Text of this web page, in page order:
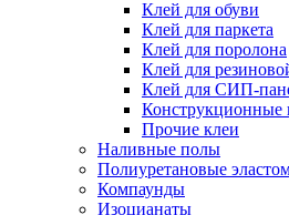
Клей для обуви
Клей для паркета
Клей для поролона
Клей для
Клей для СИП-
Конструкционные
Прочие клеи
Наливные полы
Полиуретановые
Компаунды
Изоцианаты